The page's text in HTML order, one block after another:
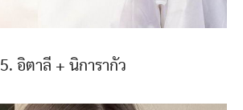
5. อิตาลี + นิการากัว